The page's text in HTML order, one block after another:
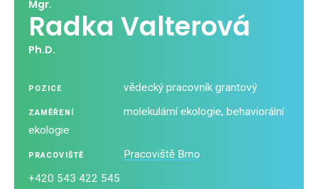
Mgr.
Radka Valterová
Ph.D.
POZICE vědecký pracovník grantový
ZAMĚŘENÍ
molekulární ekologie, behaviorální
ekologie
PRACOVIŠTĚ
Pracoviště Brno
+420 543 422 545